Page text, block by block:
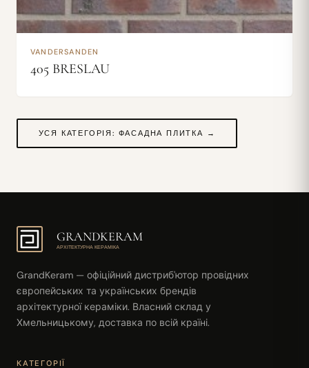
VANDERSANDEN
405 BRESLAU
УСЯ КАТЕГОРІЯ: ФАСАДНА ПЛИТКА →
GRANDKERAM
АРХІТЕКТУРНА КЕРАМІКА
GrandKeram — офіційний дистриб'ютор провідних
європейських та українських брендів
архітектурної кераміки. Власний склад у
Хмельницькому, доставка по всій країні.
КАТЕГОРІЇ